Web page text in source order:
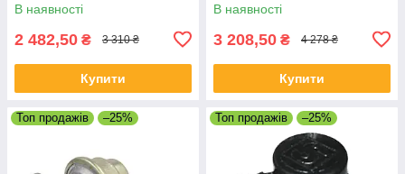
В наявності
2 482,50 ₴ 3 310 ₴
Купити
В наявності
3 208,50 ₴ 4 278 ₴
Купити
Топ продажів –25% Топ продажів –25%